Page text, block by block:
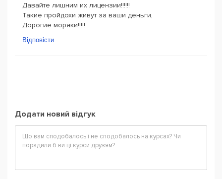
Давайте лишним их лицензии!!!!!!
Такие пройдохи живут за ваши деньги,
Дорогие моряки!!!!!
Відповісти
Додати новий відгук